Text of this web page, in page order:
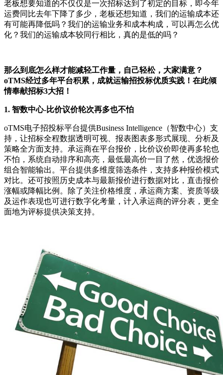
老板想要知道的不仅仅是一次招标达到了初定的目标，即今年
运费同比去年下降了多少，老板还想知道，我们的运输成本还
有可能再降低吗？我们的运输业务和成本构成，可以再怎么优
化？我们的运输成本较同行相比，真的是低的吗？
那么到底怎么样才能减轻工作量，自己轻松，大家满意？
oTMS经过多年平台积累，成就运输招投标优质实践！在此倾
情奉献招标3大招！
1. 智数中心-比价议价轮次再多也不怕
oTMS电子招投标平台提供Business Intelligence（智数中心）支
持，让招标全程数据透明可视、报表图表多形式展现、分析及
策略全方面支持。承运商在平台报价，比价议价即使再多轮也
不怕，系统自动排序和高亮，最低最高价一目了然，优选报价
组合智能输出。平台提供多维度筛选条件，支持多种报价模式
对比。还可按照历史成本与最新报价进行数据对比，直击报价
涨幅或降幅比例。除了关注价格维度，承运商方案、资质等级
及运作表现也可进行数字化考量，计入承运商的评分表，更全
面地为评标提供决策支持。